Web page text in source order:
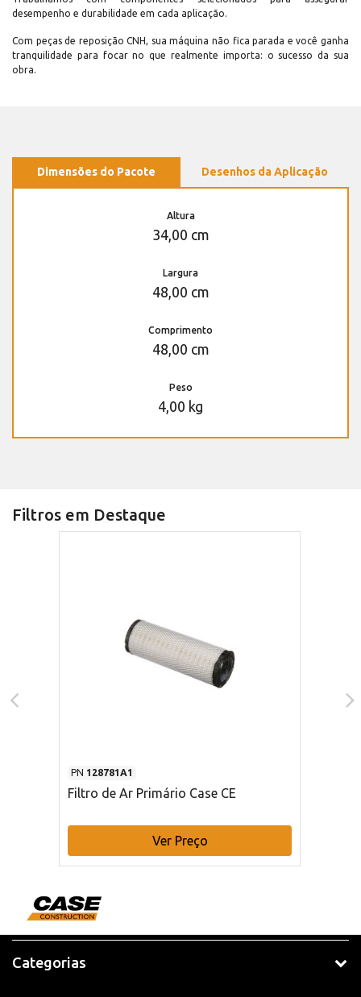
desempenho e durabilidade em cada aplicação.
Com peças de reposição CNH, sua máquina não fica parada e você ganha
tranquilidade para focar no que realmente importa: o sucesso da sua
obra.
Dimensões do Pacote Desenhos da Aplicação
Altura
34,00 cm
Largura
48,00 cm
Comprimento
48,00 cm
Peso
4,00 kg
Filtros em Destaque
PN 128781A1
Filtro de Ar Primário Case CE
Ver Preço
Categorias